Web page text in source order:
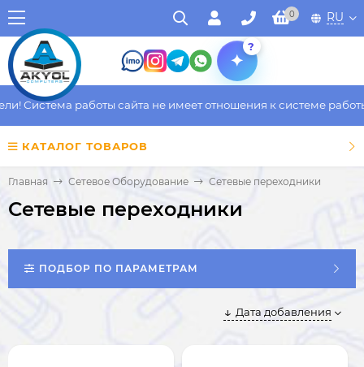
0 RU
?
Система работы сайта не имеет отношения к системе работы
КАТАЛОГ ТОВАРОВ
Главная Сетевое Оборудование Сетевые переходники
Сетевые переходники
ПОДБОР ПО ПАРАМЕТРАМ
Дата добавления